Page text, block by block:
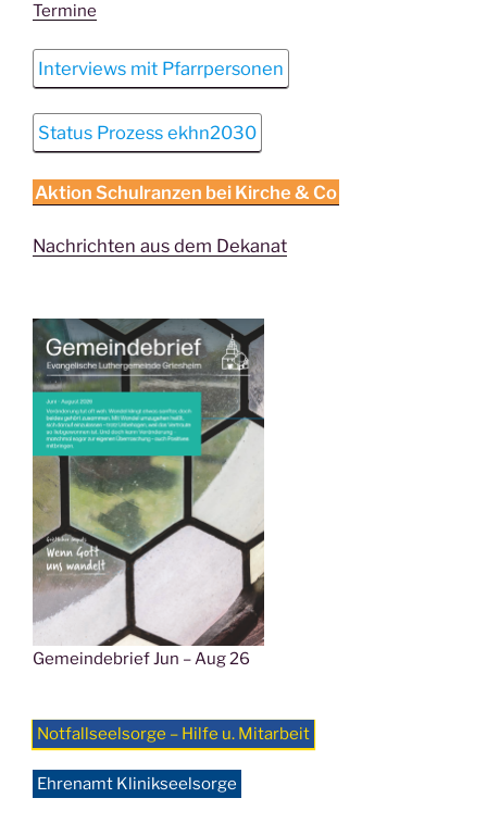
Termine
Interviews mit Pfarrpersonen
Status Prozess ekhn2030
Aktion Schulranzen bei Kirche & Co
Nachrichten aus dem Dekanat
Gemeindebrief Jun – Aug 26
Notfallseelsorge – Hilfe u. Mitarbeit
Ehrenamt Klinikseelsorge